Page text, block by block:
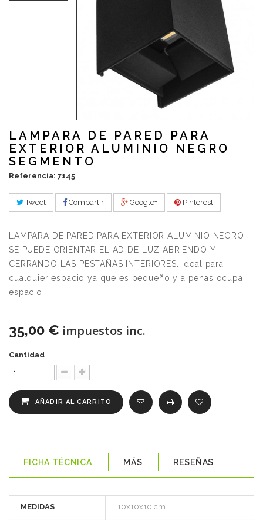
LAMPARA DE PARED PARA
EXTERIOR ALUMINIO NEGRO
SEGMENTO
Referencia: 7145
Tweet Compartir Google+ Pinterest
LAMPARA DE PARED PARA EXTERIOR ALUMINIO NEGRO,
SE PUEDE ORIENTAR EL AD DE LUZ ABRIENDO Y
CERRANDO LAS PESTAÑAS INTERIORES. Ideal para
cualquier espacio ya que es pequeño y a penas ocupa
espacio.
35,00 € impuestos inc.
Cantidad
AÑADIR AL CARRITO
FICHA TÉCNICA MÁS RESEÑAS
MEDIDAS 10x10x10 cm